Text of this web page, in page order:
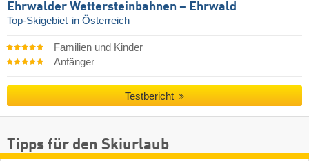
Ehrwalder Wettersteinbahnen – Ehrwald
Top-Skigebiet in Österreich
Familien und Kinder
Anfänger
Testbericht
Tipps für den Skiurlaub